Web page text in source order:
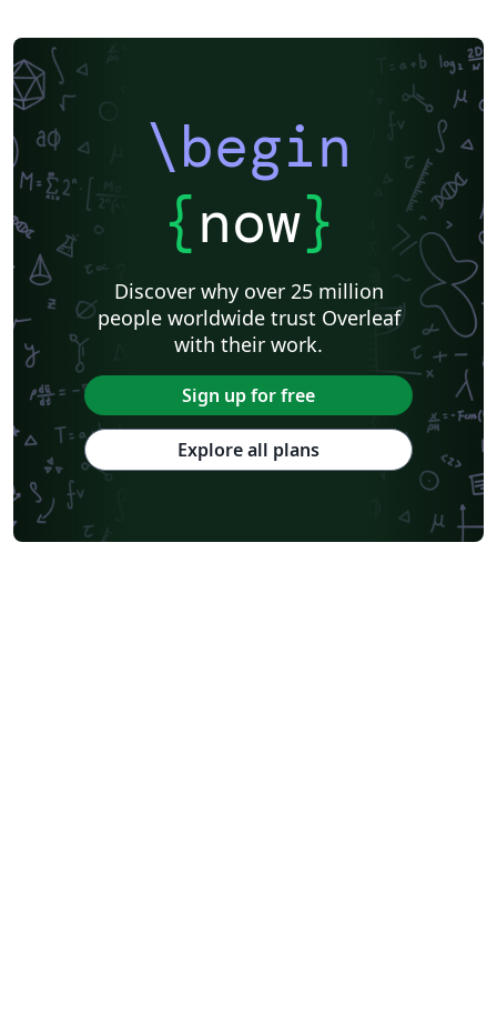
\begin
{now}
Discover why over 25 million
people worldwide trust Overleaf
with their work.
Sign up for free
Explore all plans